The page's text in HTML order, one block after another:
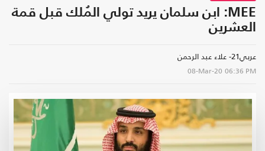
MEE: ابن سلمان يريد تولي المُلك قبل قمة
العشرين
عربي21- علاء عبد الرحمن
08-Mar-20 06:36 PM